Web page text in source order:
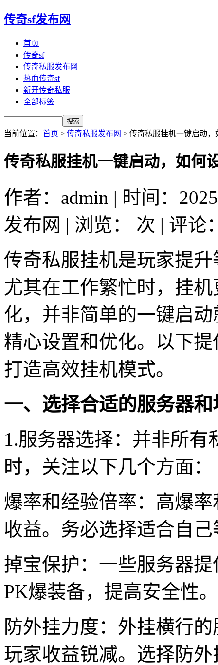
传奇sf发布网
首页
传奇sf
传奇私服发布网
热血传奇sf
新开传奇私服
全部标签
当前位置： 首页 > 传奇私服发布网 > 传奇私服挂机一键启动
传奇私服挂机一键启动，如何
作者：admin | 时间：
发布网 | 浏览：
次 | 评论
传奇私服挂机是玩家提
尤其在工作繁忙时，挂
化，并非简单的一键启
精心设置和优化。以下
打造高效挂机模式。
一、选择合适的服务器和
1.服务器选择：并非所
时，关注以下几个方面：
爆率和经验倍率：高爆
收益。务必选择适合自
掉宝保护：一些服务器
PK爆装备，提高安全性。
防外挂力度：外挂横行
玩家收益锐减。选择防